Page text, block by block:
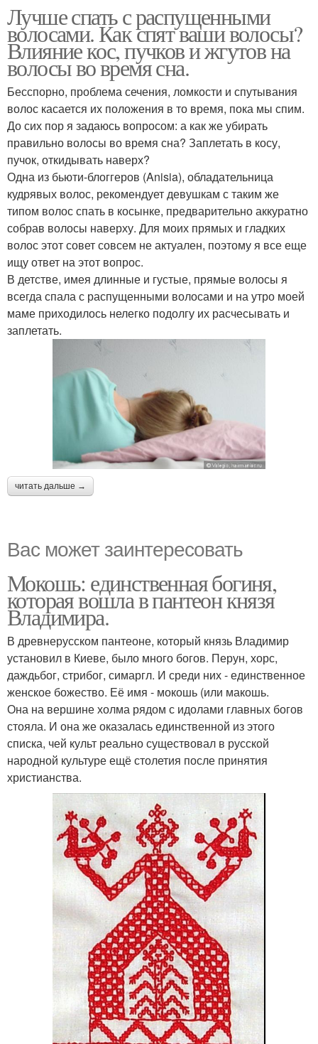
Лучше спать с распущенными
волосами. Как спят ваши волосы?
Влияние кос, пучков и жгутов на
волосы во время сна.
Бесспорно, проблема сечения, ломкости и спутывания
волос касается их положения в то время, пока мы спим.
До сих пор я задаюсь вопросом: а как же убирать
правильно волосы во время сна? Заплетать в косу,
пучок, откидывать наверх?
Одна из бьюти-блоггеров (Anisia), обладательница
кудрявых волос, рекомендует девушкам с таким же
типом волос спать в косынке, предварительно аккуратно
собрав волосы наверху. Для моих прямых и гладких
волос этот совет совсем не актуален, поэтому я все еще
ищу ответ на этот вопрос.
В детстве, имея длинные и густые, прямые волосы я
всегда спала с распущенными волосами и на утро моей
маме приходилось нелегко подолгу их расчесывать и
заплетать.
читать дальше →
Вас может заинтересовать
Мокошь: единственная богиня,
которая вошла в пантеон князя
Владимира.
В древнерусском пантеоне, который князь Владимир
установил в Киеве, было много богов. Перун, хорс,
даждьбог, стрибог, симаргл. И среди них - единственное
женское божество. Её имя - мокошь (или макошь.
Она на вершине холма рядом с идолами главных богов
стояла. И она же оказалась единственной из этого
списка, чей культ реально существовал в русской
народной культуре ещё столетия после принятия
христианства.